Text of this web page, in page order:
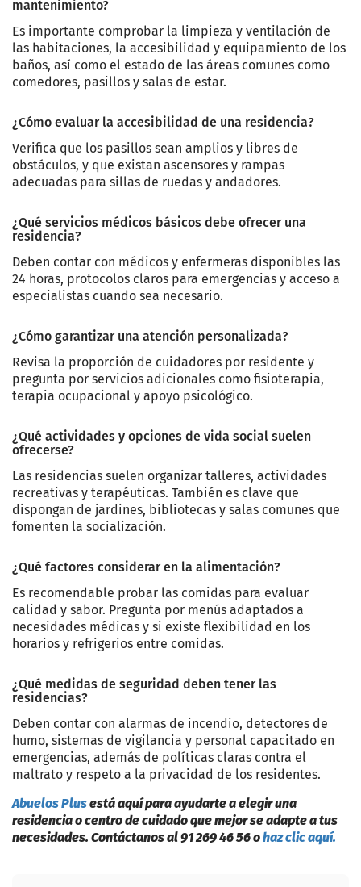
mantenimiento?
Es importante comprobar la limpieza y ventilación de
las habitaciones, la accesibilidad y equipamiento de los
baños, así como el estado de las áreas comunes como
comedores, pasillos y salas de estar.
¿Cómo evaluar la accesibilidad de una residencia?
Verifica que los pasillos sean amplios y libres de
obstáculos, y que existan ascensores y rampas
adecuadas para sillas de ruedas y andadores.
¿Qué servicios médicos básicos debe ofrecer una
residencia?
Deben contar con médicos y enfermeras disponibles las
24 horas, protocolos claros para emergencias y acceso a
especialistas cuando sea necesario.
¿Cómo garantizar una atención personalizada?
Revisa la proporción de cuidadores por residente y
pregunta por servicios adicionales como fisioterapia,
terapia ocupacional y apoyo psicológico.
¿Qué actividades y opciones de vida social suelen
ofrecerse?
Las residencias suelen organizar talleres, actividades
recreativas y terapéuticas. También es clave que
dispongan de jardines, bibliotecas y salas comunes que
fomenten la socialización.
¿Qué factores considerar en la alimentación?
Es recomendable probar las comidas para evaluar
calidad y sabor. Pregunta por menús adaptados a
necesidades médicas y si existe flexibilidad en los
horarios y refrigerios entre comidas.
¿Qué medidas de seguridad deben tener las
residencias?
Deben contar con alarmas de incendio, detectores de
humo, sistemas de vigilancia y personal capacitado en
emergencias, además de políticas claras contra el
maltrato y respeto a la privacidad de los residentes.
Abuelos Plusestá aquí para ayudarte a elegir una
residencia o centro de cuidado que mejor se adapte a tus
necesidades. Contáctanos al 91 269 46 56 ohaz clic aquí.